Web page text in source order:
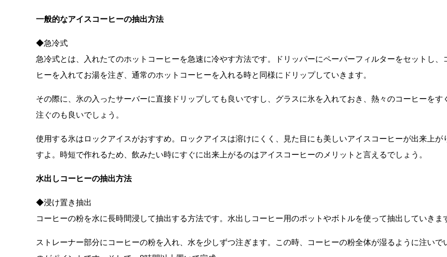
一般的なアイスコーヒーの抽出方法
◆急冷式
急冷式とは、入れたてのホットコーヒーを急速に冷やす方法です。ドリッパーにペーパーフィルターをセットし、
ヒーを入れてお湯を注ぎ、通常のホットコーヒーを入れる時と同様にドリップしていきます。
その際に、氷の入ったサーバーに直接ドリップしても良いですし、グラスに氷を入れておき、熱々のコーヒーをす
注ぐのも良いでしょう。
使用する氷はロックアイスがおすすめ。ロックアイスは溶けにくく、見た目にも美しいアイスコーヒーが出来上が
すよ。時短で作れるため、飲みたい時にすぐに出来上がるのはアイスコーヒーのメリットと言えるでしょう。
水出しコーヒーの抽出方法
◆浸け置き抽出
コーヒーの粉を水に長時間浸して抽出する方法です。水出しコーヒー用のポットやボトルを使って抽出していきま
ストレーナー部分にコーヒーの粉を入れ、水を少しずつ注ぎます。この時、コーヒーの粉全体が湿るように注いで